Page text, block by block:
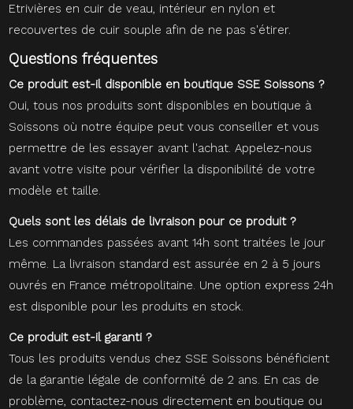
Etrivières en cuir de veau, intérieur en nylon et
recouvertes de cuir souple afin de ne pas s'étirer.
Questions fréquentes
Ce produit est-il disponible en boutique SSE Soissons ?
Oui, tous nos produits sont disponibles en boutique à
Soissons où notre équipe peut vous conseiller et vous
permettre de les essayer avant l'achat. Appelez-nous
avant votre visite pour vérifier la disponibilité de votre
modèle et taille.
Quels sont les délais de livraison pour ce produit ?
Les commandes passées avant 14h sont traitées le jour
même. La livraison standard est assurée en 2 à 5 jours
ouvrés en France métropolitaine. Une option express 24h
est disponible pour les produits en stock.
Ce produit est-il garanti ?
Tous les produits vendus chez SSE Soissons bénéficient
de la garantie légale de conformité de 2 ans. En cas de
problème, contactez-nous directement en boutique ou